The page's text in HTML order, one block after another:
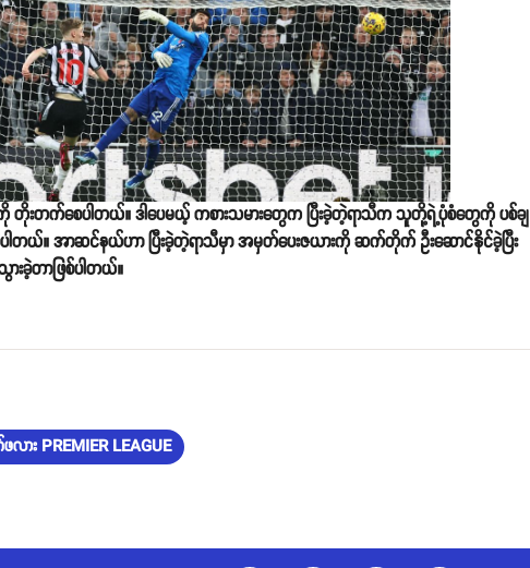
က်စေပါတယ်။ ဒါပေမယ့် ကစားသမားတွေက ပြီးခဲ့တဲ့ရာသီက သူတို့ရဲ့ပုံစံတွေကို ပစ်ချ
ပါတယ်။ အာဆင်နယ်ဟာ ပြီးခဲ့တဲ့ရာသီမှာ အမှတ်ပေးဇယားကို ဆက်တိုက် ဦးဆောင်နိုင်ခဲ့ပြီး
းခဲ့တာဖြစ်ပါတယ်။
လား PREMIER LEAGUE